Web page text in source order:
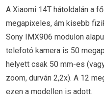
A Xiaomi 14T hátoldalán a
megapixeles, ám kisebb
Sony IMX906 modulon
telefotó kamera is 50
helyett csak 50 mm-es
zoom, durván 2,2x). A 12
ezen a modellen is adott.